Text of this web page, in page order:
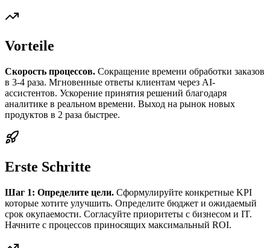
Vorteile
Скорость процессов. Сокращение времени обработки заказов
в 3-4 раза. Мгновенные ответы клиентам через AI-
ассистентов. Ускорение принятия решений благодаря
аналитике в реальном времени. Выход на рынок новых
продуктов в 2 раза быстрее.
Erste Schritte
Шаг 1: Определите цели. Сформулируйте конкретные KPI
которые хотите улучшить. Определите бюджет и ожидаемый
срок окупаемости. Согласуйте приоритеты с бизнесом и IT.
Начните с процессов приносящих максимальный ROI.